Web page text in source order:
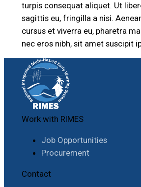
turpis consequat aliquet. Ut
sagittis eu, fringilla a nisi.
cursus et viverra eu, pharetra
nec eros nibh, sit amet suscipit
Work with RIMES
Job Opportunities
Procurement
Contact